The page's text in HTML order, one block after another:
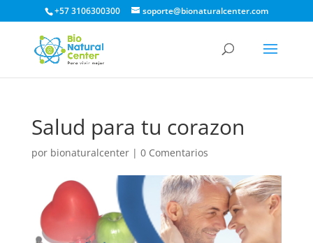
+57 3106300300 soporte@bionaturalcenter.com
Salud para tu corazon
por bionaturalcenter| 0 Comentarios